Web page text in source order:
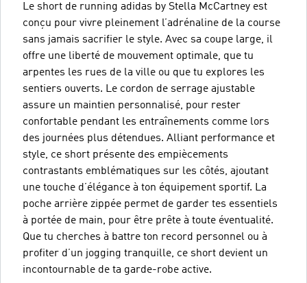
Le short de running adidas by Stella McCartney est
conçu pour vivre pleinement l’adrénaline de la course
sans jamais sacrifier le style. Avec sa coupe large, il
offre une liberté de mouvement optimale, que tu
arpentes les rues de la ville ou que tu explores les
sentiers ouverts. Le cordon de serrage ajustable
assure un maintien personnalisé, pour rester
confortable pendant les entraînements comme lors
des journées plus détendues. Alliant performance et
style, ce short présente des empiècements
contrastants emblématiques sur les côtés, ajoutant
une touche d’élégance à ton équipement sportif. La
poche arrière zippée permet de garder tes essentiels
à portée de main, pour être prête à toute éventualité.
Que tu cherches à battre ton record personnel ou à
profiter d’un jogging tranquille, ce short devient un
incontournable de ta garde-robe active.